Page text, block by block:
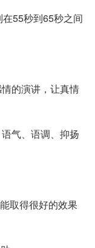
55秒到65秒之间
的演讲，让真情
气、语调、抑扬
取得很好的效果